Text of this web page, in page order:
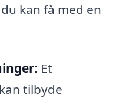
kan få med en
Et
tilbyde